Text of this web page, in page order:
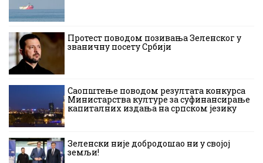
Протест поводом позивања Зеленског у
званичну посету Србији
Саопштење поводом резултата конкурса
Министарства културе за суфинансирање
капиталних издања на српском језику
Зеленски није добродошао ни у својој
земљи!